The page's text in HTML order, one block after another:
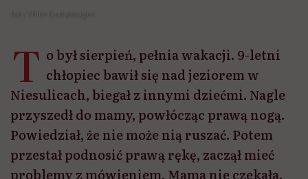
Marcinkowskiego w Zielonej Górze.
Udostępnij
Przeczytasz w 9 min